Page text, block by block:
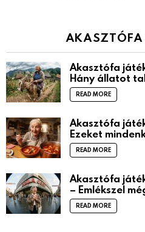
Akasztófa
Hány állatot
READ MORE
Akasztófa
Ezeket
READ MORE
Akasztófa
– Emlékszel
READ MORE